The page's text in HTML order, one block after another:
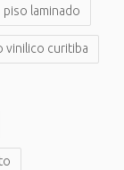
piso laminado
vinilico curitiba